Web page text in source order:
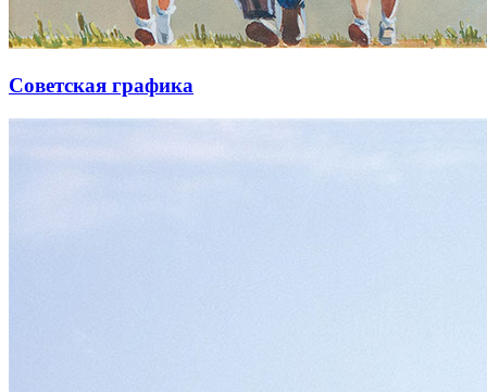
Советская графика